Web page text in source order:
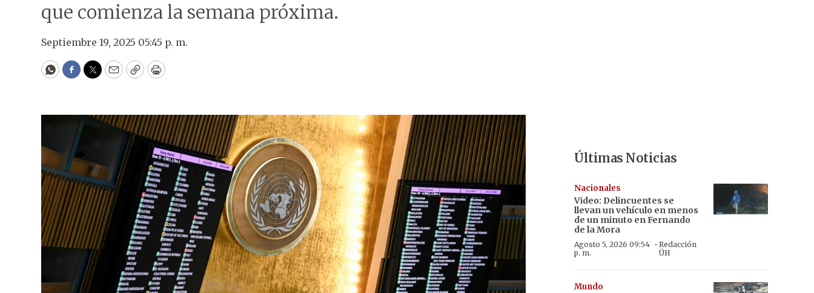
que comienza la semana próxima.
Septiembre 19, 2025 05:45 p. m.
WhatsApp
Facebook
Twitter
EmailCopyPrint
Últimas Noticias
Nacionales
Video: Delincuentes se
llevan un vehículo en menos
de un minuto en Fernando
de la Mora
Agosto 5, 2026 09:54
p. m.
· Redacción
ÚH
Mundo